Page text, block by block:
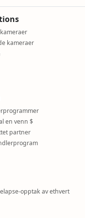
kameraer
en venn $
partner
opptak av ethvert